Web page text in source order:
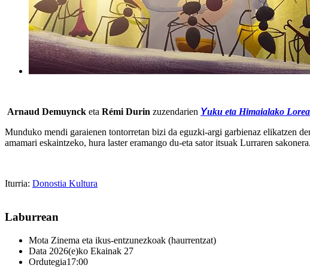
Arnaud Demuynck eta Rémi Durin zuzendarien Yuku eta Himaialako Lorea
Munduko mendi garaienen tontorretan bizi da eguzki-argi garbienaz elikatzen
amamari eskaintzeko, hura laster eramango du-eta sator itsuak Lurraren
Iturria: Donostia Kultura
Laburrean
Mota Zinema eta ikus-entzunezkoak (haurrentzat)
Data 2026(e)ko Ekainak 27
Ordutegia17:00